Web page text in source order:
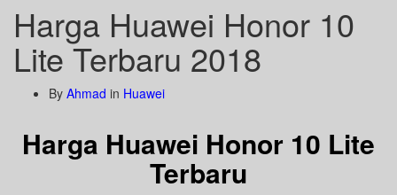
Harga Huawei Honor 10
Lite Terbaru 2018
By Ahmad in Huawei
Harga Huawei Honor 10 Lite
Terbaru